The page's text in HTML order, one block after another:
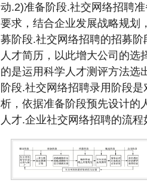
动.2)准备阶段.社交网络招聘
要求，结合企业发展战略规划
募阶段.社交网络招聘的招募
人才简历，以此增大公司的
的是运用科学人才测评方法选
阶段.社交网络招聘录用阶段
析，依据准备阶段预先设计的
人才.企业社交网络招聘的流程